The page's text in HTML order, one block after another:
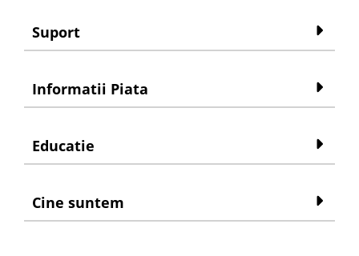
Suport
Informatii Piata
Educatie
Cine suntem